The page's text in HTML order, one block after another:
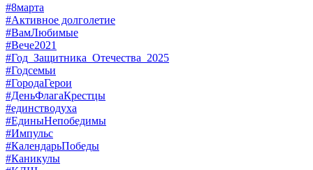
#8марта
#Активное долголетие
#ВамЛюбимые
#Вече2021
#Год_Защитника_Отечества_2025
#Годсемьи
#ГородаГерои
#ДеньФлагаКрестцы
#единстводуха
#ЕдиныНепобедимы
#Импульс
#КалендарьПобеды
#Каникулы